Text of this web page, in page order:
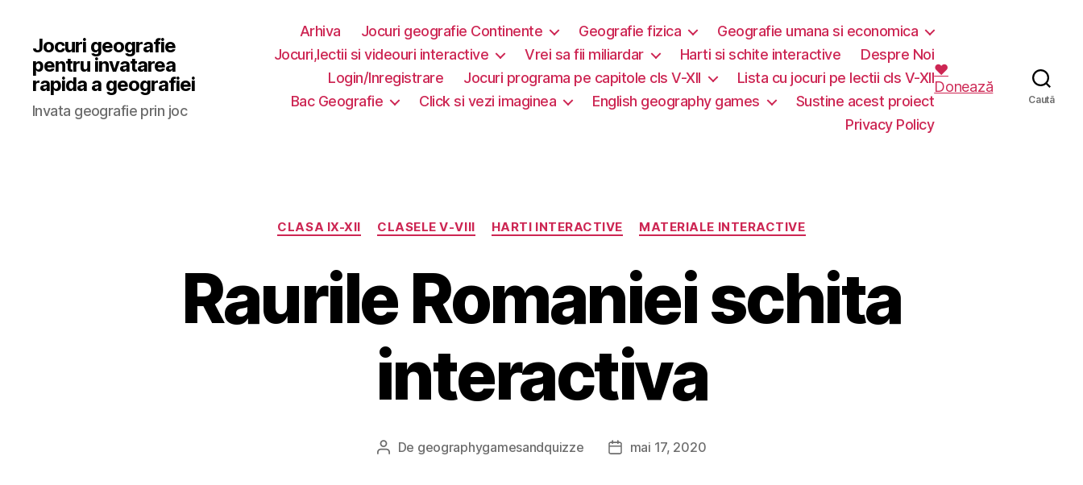
Jocuri geografie
pentru invatarea
rapida a geografiei
Invata geografie prin joc
Arhiva Jocuri geografie Continente Geografie fizica
Geografie umana si economica
Jocuri,lectii si videouri interactive
Vrei sa fii miliardar Harti si schite interactive
Despre Noi
Login/Inregistrare
Jocuri programa pe capitole cls V-XII
Lista cu jocuri pe lectii cls V-XII
Bac Geografie
Click si vezi imaginea English geography games
Sustine acest proiect
Privacy Policy
❤️
Donează
Caută
Categorii
CLASA IX-XII CLASELE V-VIII HARTI INTERACTIVE MATERIALE INTERACTIVE
Raurile Romaniei schita
interactiva
Autor
De geographygamesandquizze
Datămai 17, 2020